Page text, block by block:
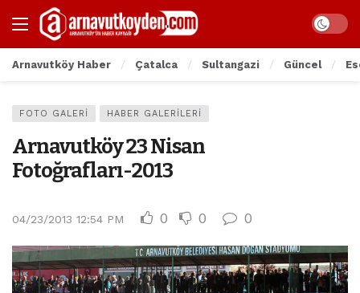
Arnavutköy Haber Çatalca Sultangazi Güncel
FOTO GALERI HABER GALERILERI
Arnavutköy 23 Nisan
Fotoğrafları-2013
04/23/2013 12:54 PM 0 0 0